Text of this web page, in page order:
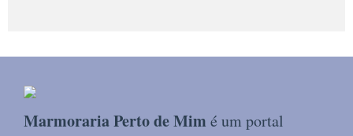
Marmoraria Perto de Mim é um portal